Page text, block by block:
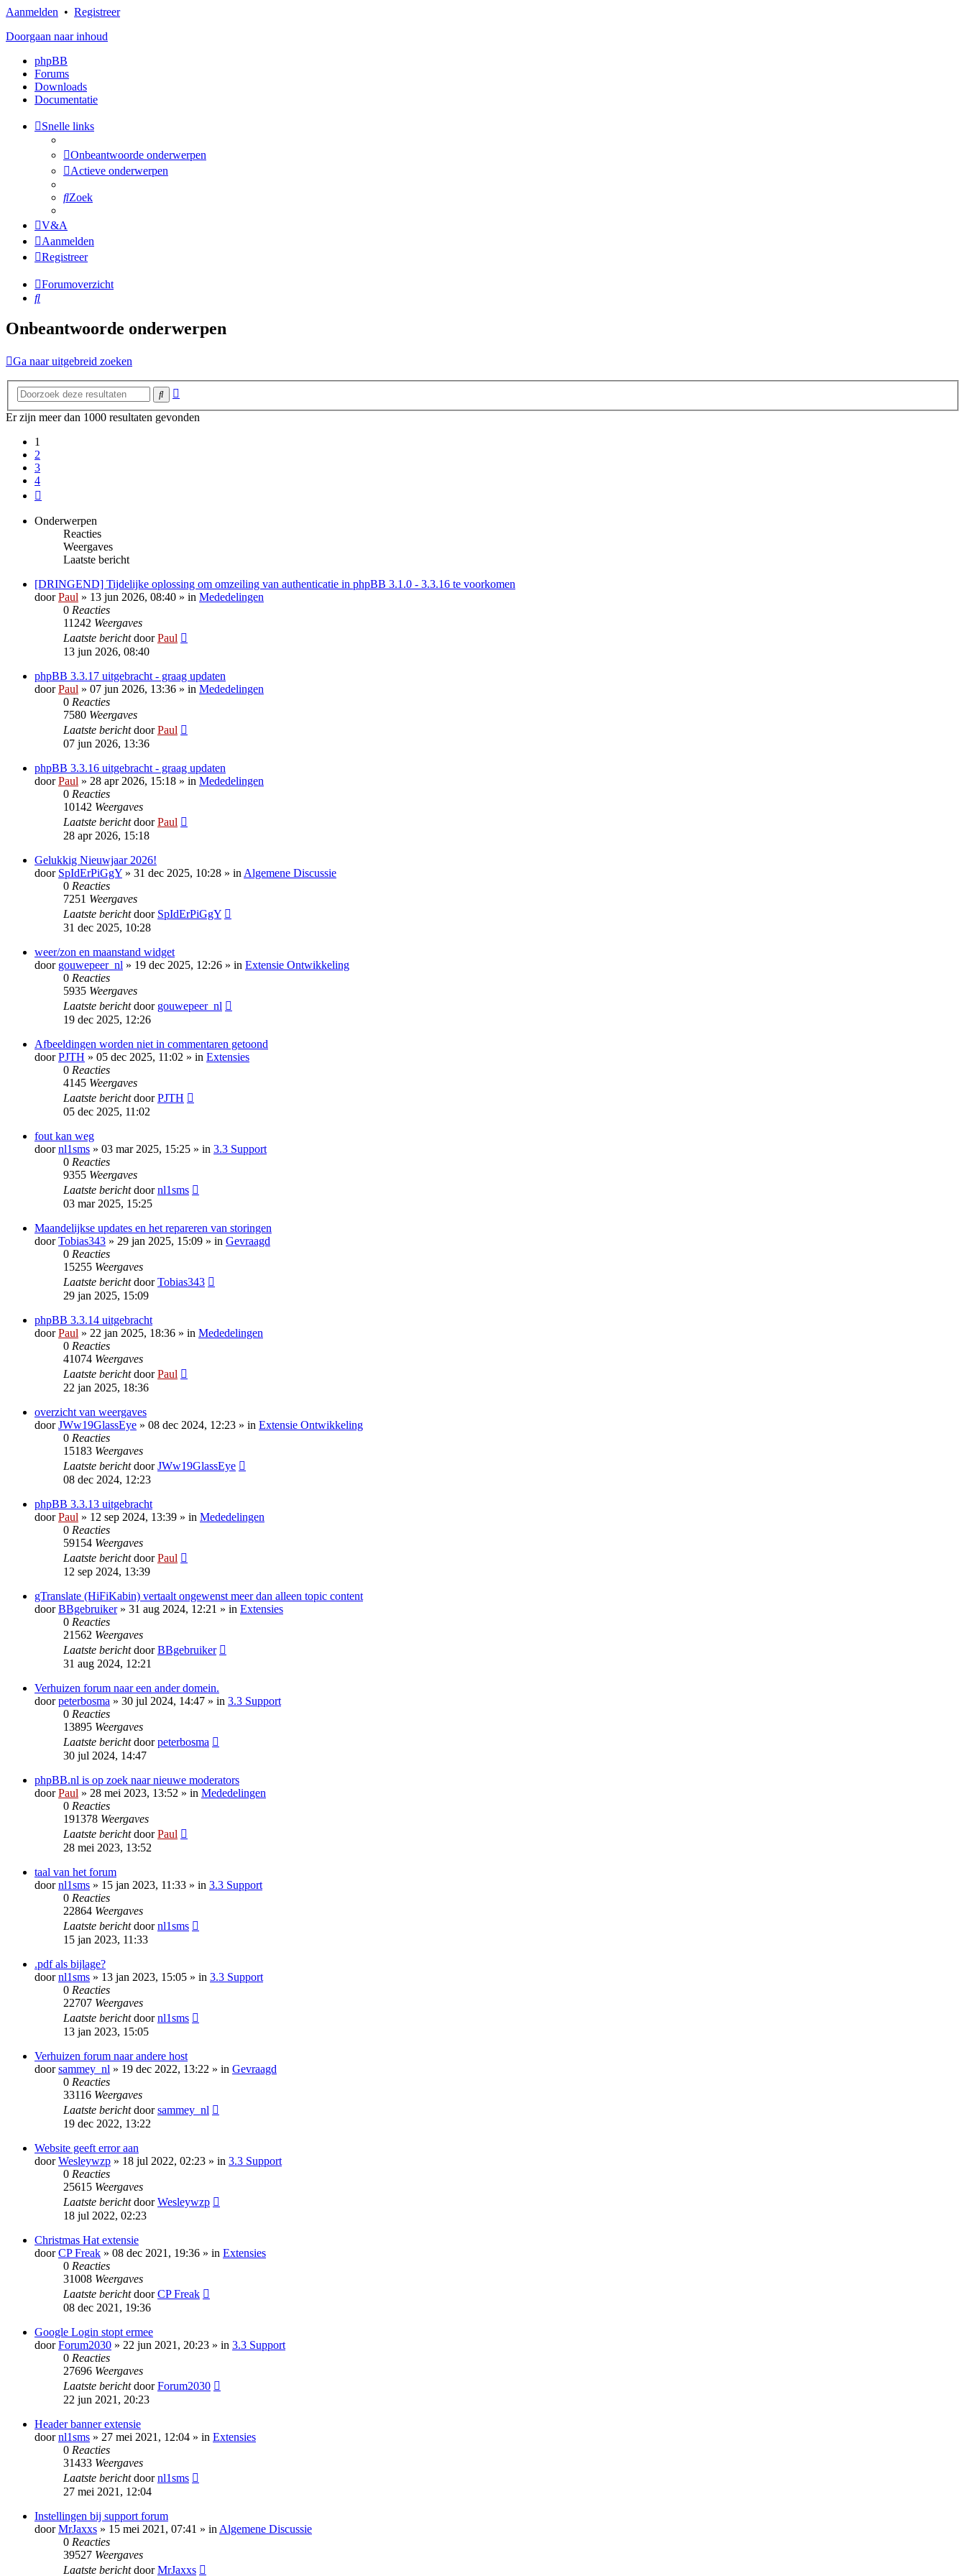
Aanmelden • Registreer
Doorgaan naar inhoud
phpBB
Forums
Downloads
Documentatie
Snelle links
Onbeantwoorde onderwerpen
Actieve onderwerpen
Zoek
V&A
Aanmelden
Registreer
Forumoverzicht
Zoek
Onbeantwoorde onderwerpen
Ga naar uitgebreid zoeken
Zoek
Er zijn meer dan 1000 resultaten gevonden
1
2
3
4
Onderwerpen
Reacties
Weergaves
Laatste bericht
[DRINGEND] Tijdelijke oplossing om omzeiling van authenticatie in phpBB 3.1.0 - 3.3.16 te voorkomen
doorPaul » 13 jun 2026, 08:40 » in Mededelingen
0 Reacties
11242 Weergaves
Laatste berichtdoorPaul
13 jun 2026, 08:40
phpBB 3.3.17 uitgebracht - graag updaten
doorPaul » 07 jun 2026, 13:36 » in Mededelingen
0 Reacties
7580 Weergaves
Laatste berichtdoorPaul
07 jun 2026, 13:36
phpBB 3.3.16 uitgebracht - graag updaten
doorPaul » 28 apr 2026, 15:18 » in Mededelingen
0 Reacties
10142 Weergaves
Laatste berichtdoorPaul
28 apr 2026, 15:18
Gelukkig Nieuwjaar 2026!
door SpIdErPiGgY » 31 dec 2025, 10:28 » inAlgemene Discussie
0 Reacties
7251 Weergaves
Laatste berichtdoor SpIdErPiGgY
31 dec 2025, 10:28
weer/zon en maanstand widget
door gouwepeer_nl » 19 dec 2025, 12:26 » in Extensie Ontwikkeling
0 Reacties
5935 Weergaves
Laatste berichtdoor gouwepeer_nl
19 dec 2025, 12:26
Afbeeldingen worden niet in commentaren getoond
doorPJTH » 05 dec 2025, 11:02 » in Extensies
0 Reacties
4145 Weergaves
Laatste berichtdoorPJTH
05 dec 2025, 11:02
fout kan weg
doornl1sms » 03 mar 2025, 15:25 » in 3.3 Support
0 Reacties
9355 Weergaves
Laatste berichtdoornl1sms
03 mar 2025, 15:25
Maandelijkse updates en het repareren van storingen
doorTobias343 » 29 jan 2025, 15:09 » in Gevraagd
0 Reacties
15255 Weergaves
Laatste berichtdoorTobias343
29 jan 2025, 15:09
phpBB 3.3.14 uitgebracht
doorPaul » 22 jan 2025, 18:36 » in Mededelingen
0 Reacties
41074 Weergaves
Laatste berichtdoorPaul
22 jan 2025, 18:36
overzicht van weergaves
doorJWw19GlassEye » 08 dec 2024, 12:23 » in Extensie Ontwikkeling
0 Reacties
15183 Weergaves
Laatste berichtdoorJWw19GlassEye
08 dec 2024, 12:23
phpBB 3.3.13 uitgebracht
doorPaul » 12 sep 2024, 13:39 » in Mededelingen
0 Reacties
59154 Weergaves
Laatste berichtdoorPaul
12 sep 2024, 13:39
gTranslate (HiFiKabin) vertaalt ongewenst meer dan alleen topic content
doorBBgebruiker» 31 aug 2024, 12:21 » in Extensies
0 Reacties
21562 Weergaves
Laatste berichtdoorBBgebruiker
31 aug 2024, 12:21
Verhuizen forum naar een ander domein.
doorpeterbosma » 30 jul 2024, 14:47 » in 3.3 Support
0 Reacties
13895 Weergaves
Laatste berichtdoorpeterbosma
30 jul 2024, 14:47
phpBB.nl is op zoek naar nieuwe moderators
doorPaul » 28 mei 2023, 13:52 » in Mededelingen
0 Reacties
191378 Weergaves
Laatste berichtdoorPaul
28 mei 2023, 13:52
taal van het forum
doornl1sms » 15 jan 2023, 11:33 » in 3.3 Support
0 Reacties
22864 Weergaves
Laatste berichtdoornl1sms
15 jan 2023, 11:33
.pdf als bijlage?
doornl1sms » 13 jan 2023, 15:05 » in 3.3 Support
0 Reacties
22707 Weergaves
Laatste berichtdoornl1sms
13 jan 2023, 15:05
Verhuizen forum naar andere host
doorsammey_nl » 19 dec 2022, 13:22 » in Gevraagd
0 Reacties
33116 Weergaves
Laatste berichtdoorsammey_nl
19 dec 2022, 13:22
Website geeft error aan
doorWesleywzp » 18 jul 2022, 02:23 » in 3.3 Support
0 Reacties
25615 Weergaves
Laatste berichtdoorWesleywzp
18 jul 2022, 02:23
Christmas Hat extensie
doorCP Freak » 08 dec 2021, 19:36 » in Extensies
0 Reacties
31008 Weergaves
Laatste berichtdoorCP Freak
08 dec 2021, 19:36
Google Login stopt ermee
doorForum2030 » 22 jun 2021, 20:23 » in 3.3 Support
0 Reacties
27696 Weergaves
Laatste berichtdoorForum2030
22 jun 2021, 20:23
Header banner extensie
doornl1sms » 27 mei 2021, 12:04 » in Extensies
0 Reacties
31433 Weergaves
Laatste berichtdoornl1sms
27 mei 2021, 12:04
Instellingen bij support forum
doorMrJaxxs » 15 mei 2021, 07:41 » inAlgemene Discussie
0 Reacties
39527 Weergaves
Laatste berichtdoorMrJaxxs